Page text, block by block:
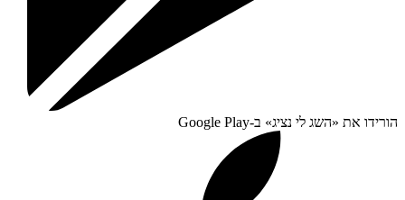
הורידו את «השג לי נציג» ב-Google Play